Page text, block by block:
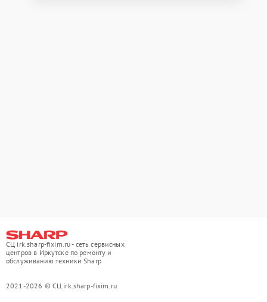
СЦ irk.sharp-fixim.ru - сеть сервисных
центров в Иркутске по ремонту и
обслуживанию техники Sharp
2021-2026 © СЦ irk.sharp-fixim.ru